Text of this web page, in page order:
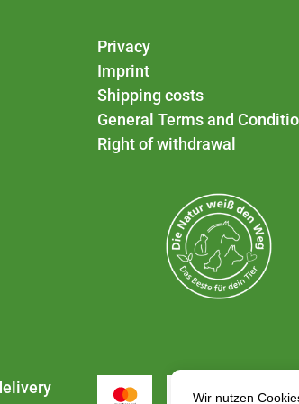
Privacy
Imprint
Shipping costs
General Terms and
Right of withdrawal